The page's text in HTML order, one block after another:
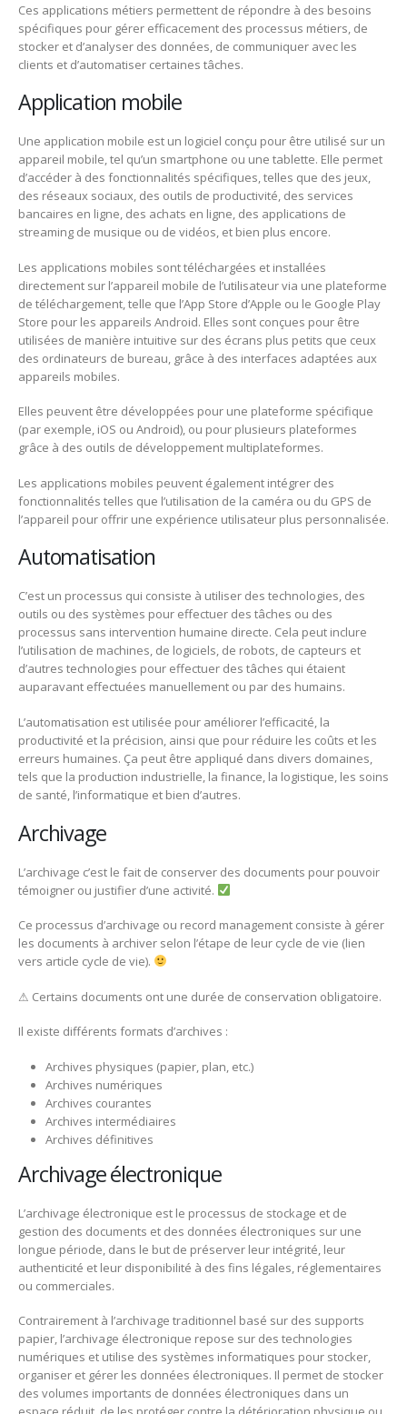
Ces applications métiers permettent de répondre à des besoins
spécifiques pour gérer efficacement des processus métiers, de
stocker et d’analyser des données, de communiquer avec les
clients et d’automatiser certaines tâches.
Application mobile
Une application mobile est un logiciel conçu pour être utilisé sur un
appareil mobile, tel qu’un smartphone ou une tablette. Elle permet
d’accéder à des fonctionnalités spécifiques, telles que des jeux,
des réseaux sociaux, des outils de productivité, des services
bancaires en ligne, des achats en ligne, des applications de
streaming de musique ou de vidéos, et bien plus encore.
Les applications mobiles sont téléchargées et installées
directement sur l’appareil mobile de l’utilisateur via une plateforme
de téléchargement, telle que l’App Store d’Apple ou le Google Play
Store pour les appareils Android. Elles sont conçues pour être
utilisées de manière intuitive sur des écrans plus petits que ceux
des ordinateurs de bureau, grâce à des interfaces adaptées aux
appareils mobiles.
Elles peuvent être développées pour une plateforme spécifique
(par exemple, iOS ou Android), ou pour plusieurs plateformes
grâce à des outils de développement multiplateformes.
Les applications mobiles peuvent également intégrer des
fonctionnalités telles que l’utilisation de la caméra ou du GPS de
l’appareil pour offrir une expérience utilisateur plus personnalisée.
Automatisation
C’est un processus qui consiste à utiliser des technologies, des
outils ou des systèmes pour effectuer des tâches ou des
processus sans intervention humaine directe. Cela peut inclure
l’utilisation de machines, de logiciels, de robots, de capteurs et
d’autres technologies pour effectuer des tâches qui étaient
auparavant effectuées manuellement ou par des humains.
L’automatisation est utilisée pour améliorer l’efficacité, la
productivité et la précision, ainsi que pour réduire les coûts et les
erreurs humaines. Ça peut être appliqué dans divers domaines,
tels que la production industrielle, la finance, la logistique, les soins
de santé, l’informatique et bien d’autres.
Archivage
L’archivage c’est le fait de conserver des documents pour pouvoir
témoigner ou justifier d’une activité.
Ce processus d’archivage ou record management consiste à gérer
les documents à archiver selon l’étape de leur cycle de vie (lien
vers article cycle de vie).
⚠ Certains documents ont une durée de conservation obligatoire.
Il existe différents formats d’archives :
Archives physiques (papier, plan, etc.)
Archives numériques
Archives courantes
Archives intermédiaires
Archives définitives
Archivage électronique
L’archivage électronique est le processus de stockage et de
gestion des documents et des données électroniques sur une
longue période, dans le but de préserver leur intégrité, leur
authenticité et leur disponibilité à des fins légales, réglementaires
ou commerciales.
Contrairement à l’archivage traditionnel basé sur des supports
papier, l’archivage électronique repose sur des technologies
numériques et utilise des systèmes informatiques pour stocker,
organiser et gérer les données électroniques. Il permet de stocker
des volumes importants de données électroniques dans un